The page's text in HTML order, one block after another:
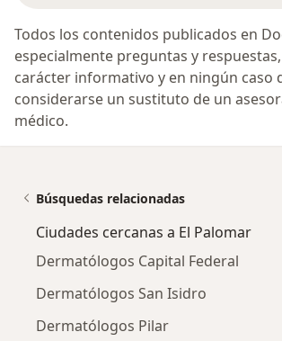
Todos los contenidos publicados en
especialmente preguntas y
carácter informativo y en ningún caso
considerarse un sustituto de un
médico.
Búsquedas relacionadas
Ciudades cercanas a El Palomar
Dermatólogos Capital Federal
Dermatólogos San Isidro
Dermatólogos Pilar